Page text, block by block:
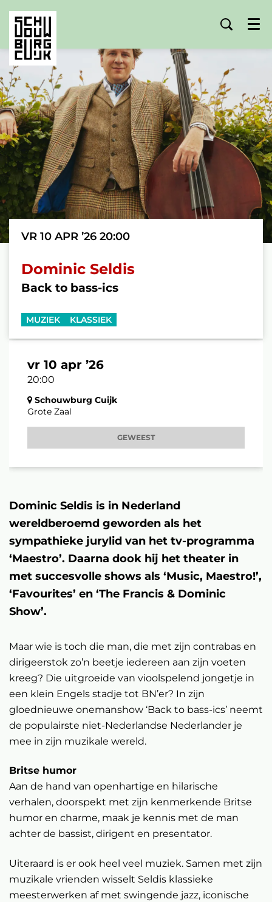
Menu
Dominic Seldis
Back to bass-ics
VR 10 APR ’26 20:00
MUZIEK KLASSIEK
vr 10 apr ’26
20:00
Schouwburg Cuijk
Grote Zaal
GEWEEST
Dominic Seldis is in Nederland
wereldberoemd geworden als het
sympathieke jurylid van het tv-programma
‘Maestro’. Daarna dook hij het theater in
met succesvolle shows als ‘Music, Maestro!’,
‘Favourites’ en ‘The Francis & Dominic
Show’.
Maar wie is toch die man, die met zijn contrabas en
dirigeerstok zo’n beetje iedereen aan zijn voeten
kreeg? Die uitgroeide van vioolspelend jongetje in
een klein Engels stadje tot BN’er? In zijn
gloednieuwe onemanshow ‘Back to bass-ics’ neemt
de populairste niet-Nederlandse Nederlander je
mee in zijn muzikale wereld.
Britse humor
Aan de hand van openhartige en hilarische
verhalen, doorspekt met zijn kenmerkende Britse
humor en charme, maak je kennis met de man
achter de bassist, dirigent en presentator.
Uiteraard is er ook heel veel muziek. Samen met zijn
muzikale vrienden wisselt Seldis klassieke
meesterwerken af met swingende jazz, iconische